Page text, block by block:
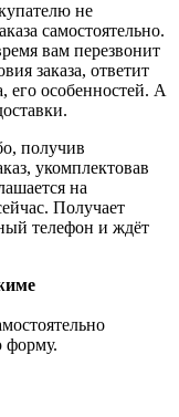
не
самостоятельно.
вам перезвонит
заказа, ответит
его особенностей. А
получив
укомплектовав
на
Получает
телефон и ждёт
форму.